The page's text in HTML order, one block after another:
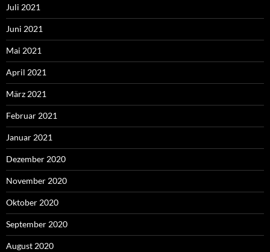
Juli 2021
Juni 2021
Mai 2021
April 2021
März 2021
Februar 2021
Januar 2021
Dezember 2020
November 2020
Oktober 2020
September 2020
August 2020